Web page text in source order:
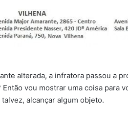
alterada, a infratora passou a
vou mostrar uma coisa para
alcançar algum objeto.